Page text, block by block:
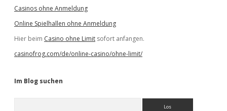
Casinos ohne Anmeldung
Online Spielhallen ohne Anmeldung
Hier beim Casino ohne Limit sofort anfangen.
casinofrog.com/de/online-casino/ohne-limit/
Im Blog suchen